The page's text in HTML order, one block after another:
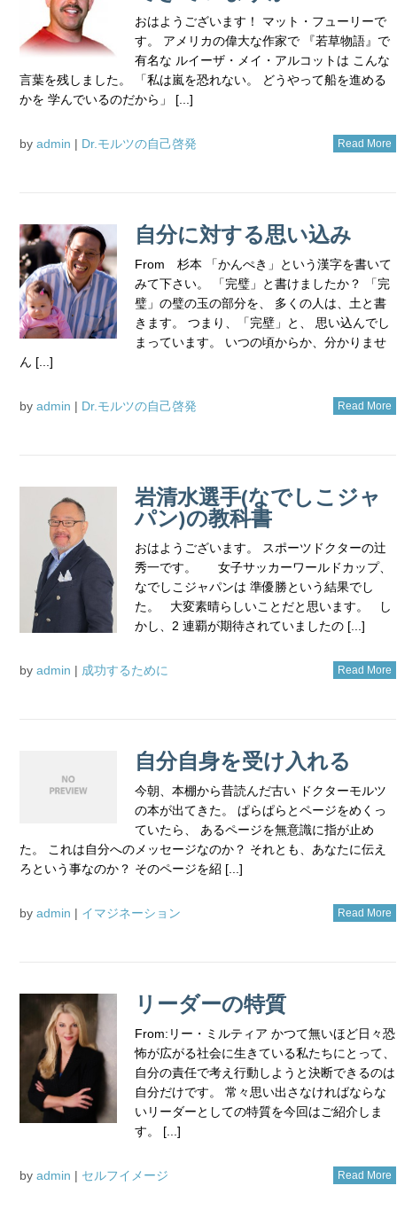
おはようございます！ マット・フューリーで
す。 アメリカの偉大な作家で 『若草物語』で
有名な ルイーザ・メイ・アルコットは こんな
言葉を残しました。 「私は嵐を恐れない。 どうやって船を進める
かを 学んでいるのだから」 [...]
by admin | Dr.モルツの自己啓発 Read More
自分に対する思い込み
From 杉本 「かんぺき」という漢字を書いて
みて下さい。 「完璧」と書けましたか？ 「完
璧」の璧の玉の部分を、 多くの人は、土と書
きます。 つまり、「完壁」と、 思い込んでし
まっています。 いつの頃からか、分かりませ
ん [...]
by admin | Dr.モルツの自己啓発 Read More
岩清水選手(なでしこジャ
パン)の教科書
おはようございます。 スポーツドクターの辻
秀一です。 女子サッカーワールドカップ、
なでしこジャパンは 準優勝という結果でし
た。 大変素晴らしいことだと思います。 し
かし、2 連覇が期待されていましたの [...]
by admin | 成功するために Read More
自分自身を受け入れる
今朝、本棚から昔読んだ古い ドクターモルツ
の本が出てきた。 ぱらぱらとページをめくっ
ていたら、 あるページを無意識に指が止め
た。 これは自分へのメッセージなのか？ それとも、あなたに伝え
ろという事なのか？ そのページを紹 [...]
by admin | イマジネーション Read More
リーダーの特質
From:リー・ミルティア かつて無いほど日々恐
怖が広がる社会に生きている私たちにとって、
自分の責任で考え行動しようと決断できるのは
自分だけです。 常々思い出さなければならな
いリーダーとしての特質を今回はご紹介しま
す。 [...]
by admin | セルフイメージ Read More